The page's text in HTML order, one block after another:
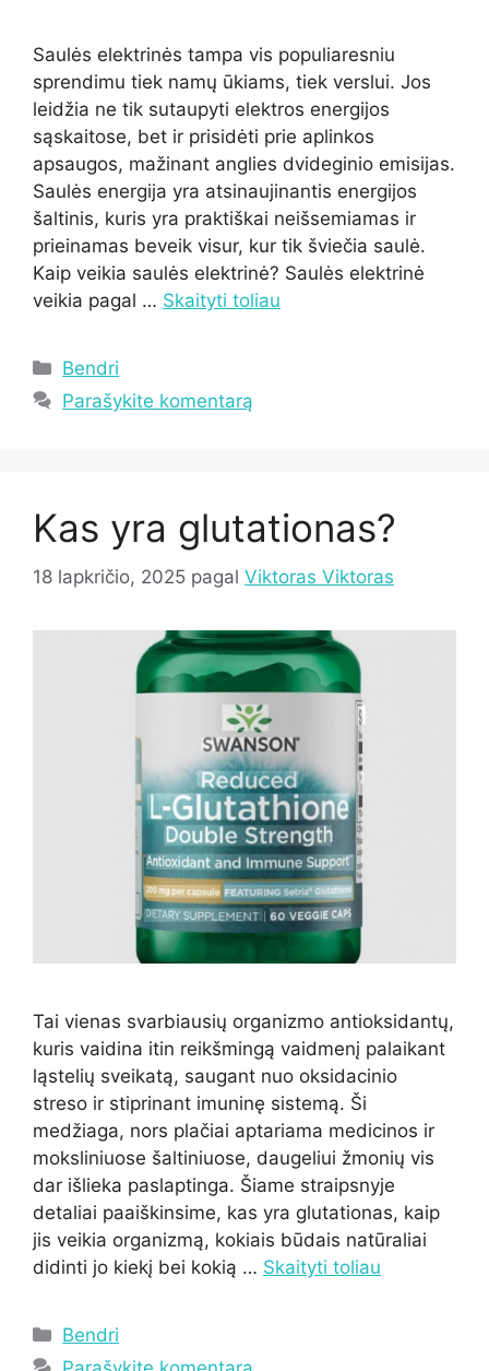
Saulės elektrinės tampa vis populiaresniu
sprendimu tiek namų ūkiams, tiek verslui. Jos
leidžia ne tik sutaupyti elektros energijos
sąskaitose, bet ir prisidėti prie aplinkos
apsaugos, mažinant anglies dvideginio emisijas.
Saulės energija yra atsinaujinantis energijos
šaltinis, kuris yra praktiškai neišsemiamas ir
prieinamas beveik visur, kur tik šviečia saulė.
Kaip veikia saulės elektrinė? Saulės elektrinė
veikia pagal … Skaityti toliau
Kategorijos
Bendri
Parašykite komentarą
Kas yra glutationas?
18 lapkričio, 2025 pagal Viktoras Viktoras
Tai vienas svarbiausių organizmo antioksidantų,
kuris vaidina itin reikšmingą vaidmenį palaikant
ląstelių sveikatą, saugant nuo oksidacinio
streso ir stiprinant imuninę sistemą. Ši
medžiaga, nors plačiai aptariama medicinos ir
moksliniuose šaltiniuose, daugeliui žmonių vis
dar išlieka paslaptinga. Šiame straipsnyje
detaliai paaiškinsime, kas yra glutationas, kaip
jis veikia organizmą, kokiais būdais natūraliai
didinti jo kiekį bei kokią … Skaityti toliau
Kategorijos
Bendri